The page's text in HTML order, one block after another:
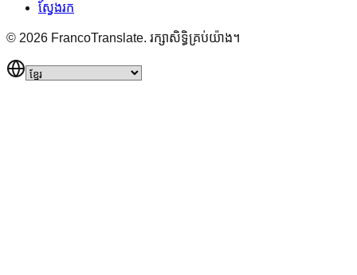
ស្វែងរក
© 2026 FrancoTranslate. រក្សាសិទ្ធិគ្រប់យ៉ាង។